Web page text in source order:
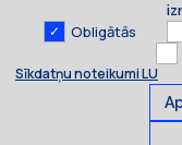
Obligātās
Sīkdatņu noteikumi LU